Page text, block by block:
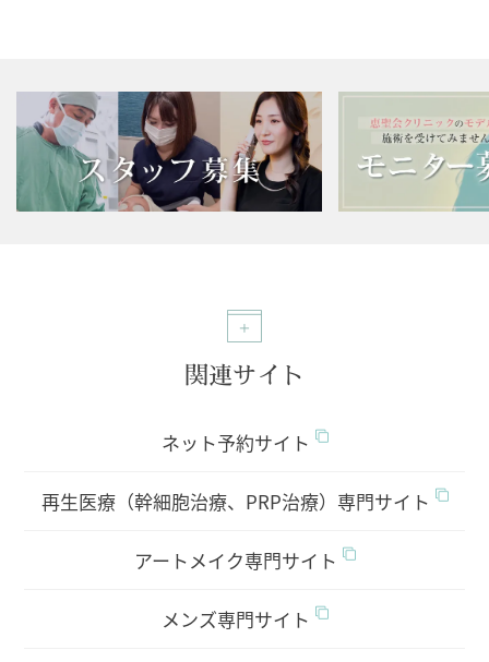
関連サイト
ネット予約サイト
再生医療（幹細胞治療、PRP治療）専門サイト
アートメイク専門サイト
メンズ専門サイト